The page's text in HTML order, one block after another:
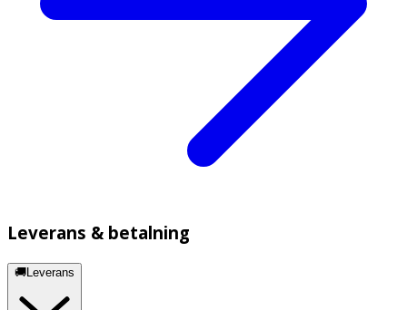
Leverans & betalning
🚚Leverans